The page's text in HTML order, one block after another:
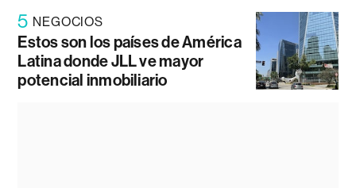
5 NEGOCIOS
Estos son los países de América
Latina donde JLL ve mayor
potencial inmobiliario